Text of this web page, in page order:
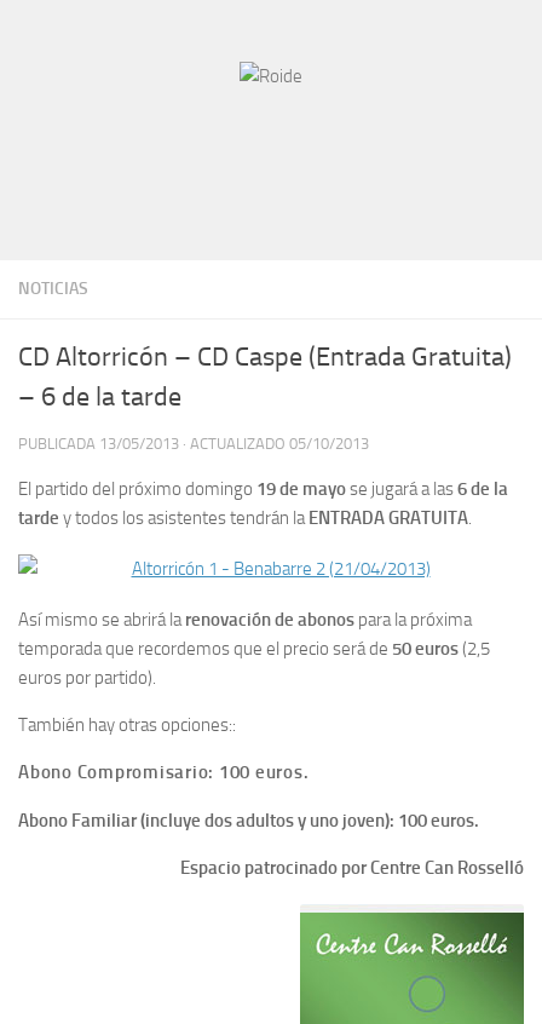
NOTICIAS
CD Altorricón – CD Caspe (Entrada Gratuita)
– 6 de la tarde
PUBLICADA 13/05/2013 · ACTUALIZADO 05/10/2013
El partido del próximo domingo 19 de mayose jugará a las6 de la
tarde y todos los asistentes tendrán laENTRADA GRATUITA.
Así mismo se abrirá larenovación de abonos para la próxima
temporada que recordemos que el precio será de 50 euros(2,5
euros por partido).
También hay otras opciones::
Abono Compromisario: 100 euros.
Abono Familiar (incluye dos adultos y uno joven): 100 euros.
Espacio patrocinado por Centre Can Rosselló